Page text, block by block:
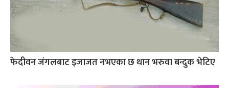
फेदीवन जंगलबाट इजाजत नभएका छ थान भरुवा बन्दुक भेटिए